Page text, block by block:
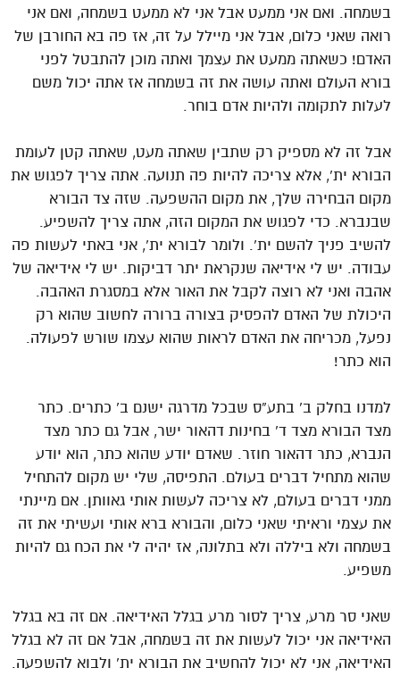
בשמחה. ואם אני ממעט אבל אני לא ממעט בשמחה, ואם אני
רואה שאני כלום, אבל אני מיילל על זה, אז פה בא החורבן של
האדם! כשאתה ממעט את עצמך ואתה מוכן להתבטל לפני
בורא העולם ואתה עושה את זה בשמחה אז אתה יכול משם
לעלות לתקומה ולהיות אדם בוחר.
אבל זה לא מספיק רק שתבין שאתה מעט, שאתה קטן לעומת
הבורא ית’, אלא צריכה להיות פה תנועה. אתה צריך לפגוש את
מקום הבחירה שלך, את מקום ההשפעה. שזה צד הבורא
שבנברא. כדי לפגוש את המקום הזה, אתה צריך להשפיע.
להשיב פניך להשם ית’. ולומר לבורא ית’, אני באתי לעשות פה
עבודה. יש לי אידיאה שנקראת יתר דביקות. יש לי אידיאה של
אהבה ואני לא רוצה לקבל את האור אלא במסגרת האהבה.
היכולת של האדם להפסיק בצורה ברורה לחשוב שהוא רק
נפעל, מכריחה את האדם לראות שהוא עצמו שורש לפעולה.
הוא כתר!
למדנו בחלק ב’ בתע”ס שבכל מדרגה ישנם ב’ כתרים. כתר
מצד הבורא מצד ד’ בחינות דהאור ישר, אבל גם כתר מצד
הנברא, כתר דהאור חוזר. שאדם יודע שהוא כתר, הוא יודע
שהוא מתחיל דברים בעולם. התפיסה, שלי יש מקום להתחיל
ממני דברים בעולם, לא צריכה לעשות אותי גאוותן. אם מיינתי
את עצמי וראיתי שאני כלום, והבורא ברא אותי ועשיתי את זה
בשמחה ולא ביללה ולא בתלונה, אז יהיה לי את הכח גם להיות
משפיע.
שאני סר מרע, צריך לסור מרע בגלל האידיאה. אם זה בא בגלל
האידיאה אני יכול לעשות את זה בשמחה, אבל אם זה לא בגלל
האידיאה, אני לא יכול להחשיב את הבורא ית’ ולבוא להשפעה.